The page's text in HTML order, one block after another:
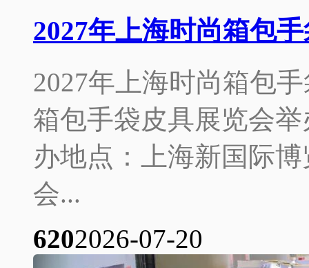
2027年上海时尚箱包
2027年上海时尚箱包
箱包手袋皮具展览会
办地点：上海新国际
会...
6202026-07-20